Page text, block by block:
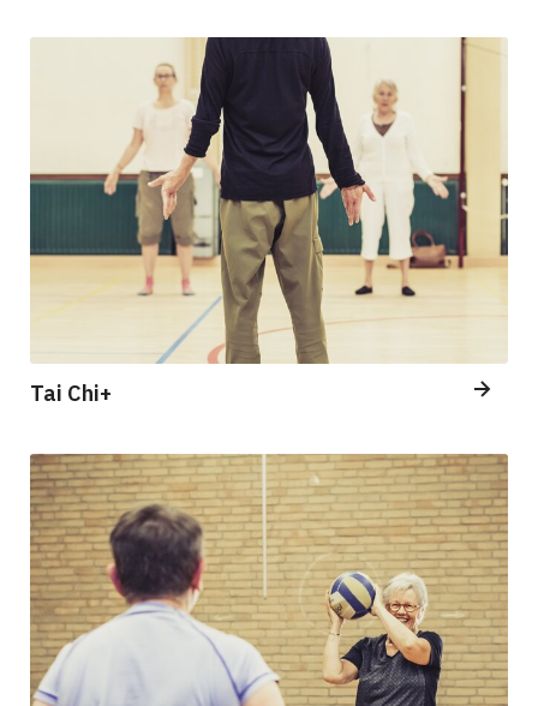
Tai Chi+